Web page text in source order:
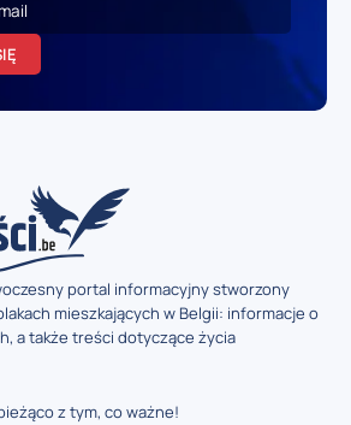
portal informacyjny stworzony
mieszkających w Belgii: informacje o
a także treści dotyczące życia
z tym, co ważne!